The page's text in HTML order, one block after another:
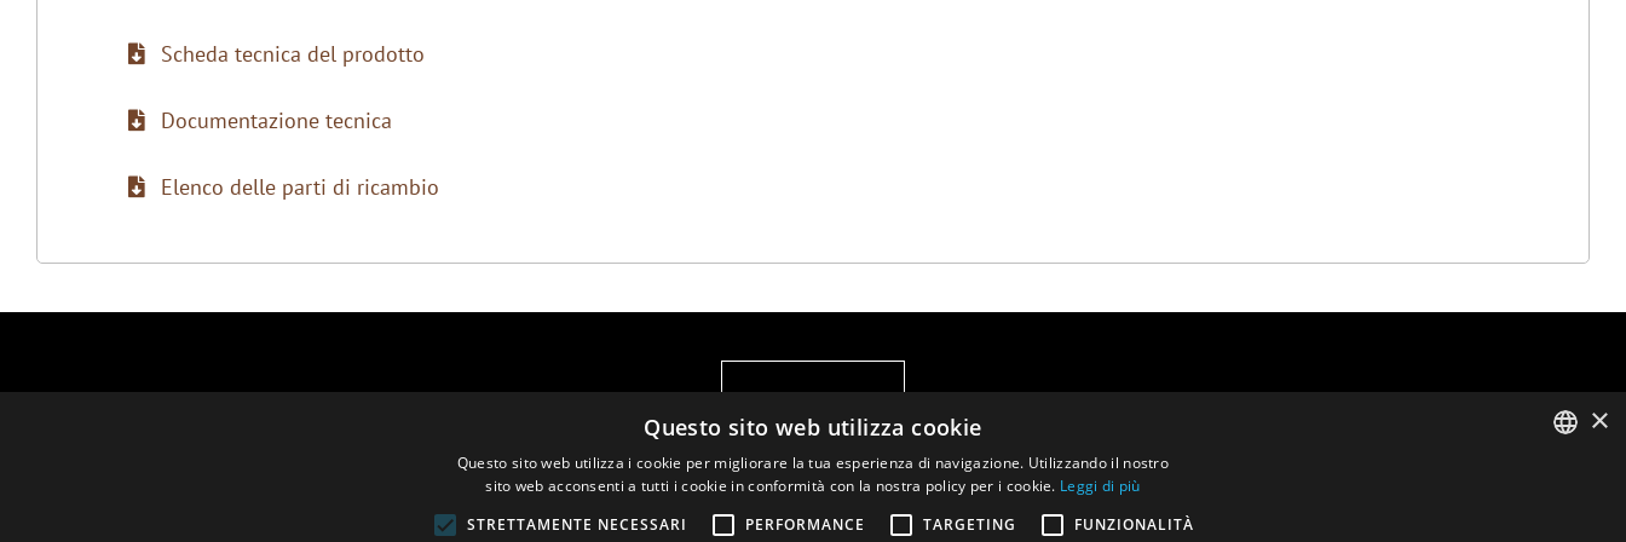
Scheda tecnica del prodotto
Documentazione tecnica
Elenco delle parti di ricambio
×
Questo sito web utilizza cookie
Questo sito web utilizza i cookie per migliorare la tua esperienza di navigazione. Utilizzando il nostro
sito web acconsenti a tutti i cookie in conformità con la nostra policy per i cookie. Leggi di più
STRETTAMENTE NECESSARI
PERFORMANCE TARGETING FUNZIONALITÀ